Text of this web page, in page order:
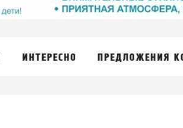
ИНТЕРЕСНО ПРЕДЛОЖЕНИЯ